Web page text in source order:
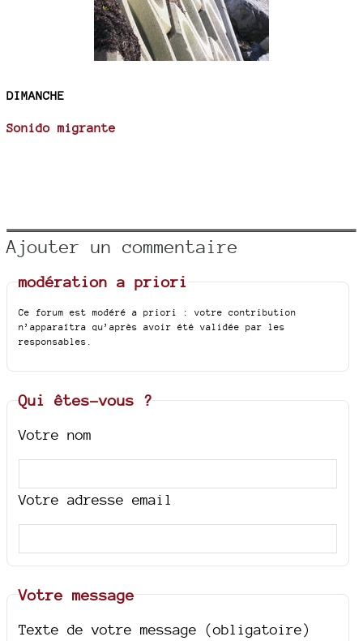
DIMANCHE
Sonido migrante
Ajouter un commentaire
modération a priori
Ce forum est modéré a priori : votre contribution
n’apparaîtra qu’après avoir été validée par les
responsables.
Qui êtes-vous ?
Votre nom
Votre adresse email
Votre message
Texte de votre message (obligatoire)